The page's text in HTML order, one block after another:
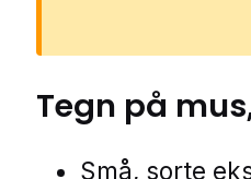
Tegn på mus
Små, sorte